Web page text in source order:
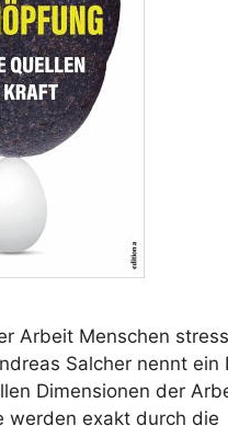
Arbeit Menschen
Salcher nennt ein
Dimensionen der
werden exakt durch die